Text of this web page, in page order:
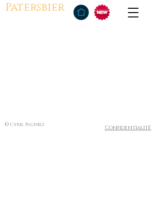
Patersbier
© Cyril Pagniez Confidentialité